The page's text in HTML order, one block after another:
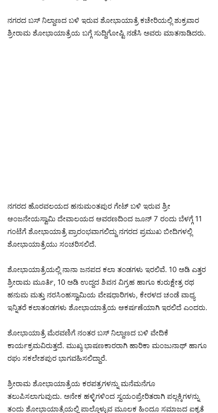
ನಗರದ ಬಸ್ ನಿಲ್ದಾಣದ ಬಳಿ ಇರುವ ಶೋಭಾಯಾತ್ರೆ ಕಚೇರಿಯಲ್ಲಿ ಶುಕ್ರವಾರ
ಶ್ರೀರಾಮ ಶೋಭಾಯಾತ್ರೆಯ ಬಗ್ಗೆ ಸುದ್ದಿಗೋಷ್ಟಿ ನಡೆಸಿ ಅವರು ಮಾತನಾಡಿದರು.
ನಗರದ ಹೊರವಲಯದ ಹನುಮಂತಪುರ ಗೇಟ್ ಬಳಿ ಇರುವ ಶ್ರೀ
ಆಂಜನೇಯಸ್ವಾಮಿ ದೇವಾಲಯದ ಆವರಣದಿಂದ ಜೂನ್ 7 ರಂದು ಬೆಳಗ್ಗೆ 11
ಗಂಟೆಗೆ ಶೋಭಾಯಾತ್ರೆ ಪ್ರಾರಂಭವಾಗಲಿದ್ದು ನಗರದ ಪ್ರಮುಖ ಬೀದಿಗಳಲ್ಲಿ
ಶೋಭಾಯಾತ್ರೆಯು ಸಂಚರಿಸಲಿದೆ.
ಶೋಭಾಯಾತ್ರೆಯಲ್ಲಿ ನಾನಾ ಜನಪದ ಕಲಾ ತಂಡಗಳು ಇರಲಿವೆ. 10 ಅಡಿ ಎತ್ತರ
ಶ್ರೀರಾಮ ಮೂರ್ತಿ, 10 ಅಡಿ ಉದ್ದದ ಶಿವನ ವಿಗ್ರಹ ಹಾಗೂ ಕುರುಕ್ಷೇತ್ರ ರಥ
ಹನುಮ ಮತ್ತು ನರಸಿಂಹಸ್ವಾಮಿಯ ವೇಷಧಾರಿಗಳು, ಕೇರಳದ ಚಂಡೆ ವಾಧ್ಯ
ಇನ್ನಿತರೆ ಕಲಾತಂಡಗಳು ಶೋಭಾಯಾತ್ರೆಯ ಆಕರ್ಷಣೆಯಾಗಿ ಇರಲಿದೆ ಎಂದರು.
ಶೋಭಾಯಾತ್ರೆ ಮೆರವಣಿಗೆ ನಂತರ ಬಸ್ ನಿಲ್ದಾಣದ ಬಳಿ ವೇದಿಕೆ
ಕಾರ್ಯಕ್ರಮವಿರುತ್ತದೆ. ಮುಖ್ಯ ಭಾಷಣಕಾರರಾಗಿ ಹಾರಿಕಾ ಮಂಜುನಾಥ್ ಹಾಗೂ
ರಘು ಸಕಲೇಶಪುರ ಭಾಗವಹಿಸಲಿದ್ದಾರೆ.
ಶ್ರೀರಾಮ ಶೋಭಾಯಾತ್ರೆಯ ಕರಪತ್ರಗಳನ್ನು ಮನೆಮನೆಗೂ
ತಲುಪಿಸಲಾಗುವುದು. ಅನೇಕ ಹಳ್ಳಿಗಳಿಂದ ಸ್ವಯಂಪ್ರೇರಿತರಾಗಿ ಪಲ್ಲಕ್ಕಿಗಳನ್ನು
ತಂದು ಶೋಭಾಯಾತ್ರೆಯಲ್ಲಿ ಪಾಲ್ಗೊಳ್ಳುವ ಮೂಲಕ ಹಿಂದೂ ಸಮಾಜದ ಐಕ್ಯತೆ